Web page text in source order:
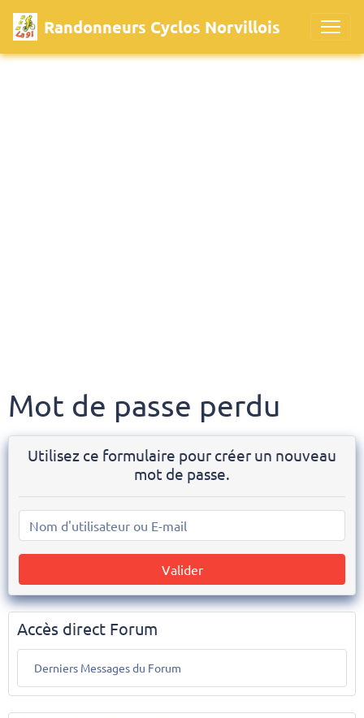
Randonneurs Cyclos Norvillois
Mot de passe perdu
Utilisez ce formulaire pour créer un nouveau
mot de passe.
Valider
Accès direct Forum
Derniers Messages du Forum